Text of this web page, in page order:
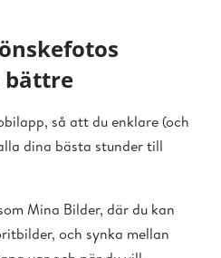
bättre
så att du enklare (och
dina bästa stunder till
Mina Bilder, där du kan
och synka mellan